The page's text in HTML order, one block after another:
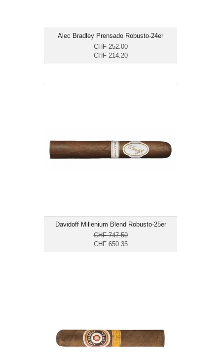
Alec Bradley Prensado Robusto-24er
CHF 252.00
CHF 214.20
Davidoff Millenium Blend Robusto-25er
CHF 747.50
CHF 650.35
Länge: 13.3
mittelkräftig bis kräftig
Länge: 12.7
mittelkräftig